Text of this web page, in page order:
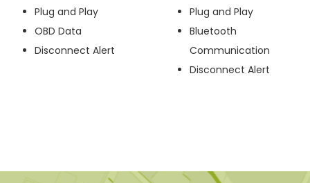
Plug and Play
OBD Data
Disconnect Alert
Plug and Play
Bluetooth
Communication
Disconnect Alert